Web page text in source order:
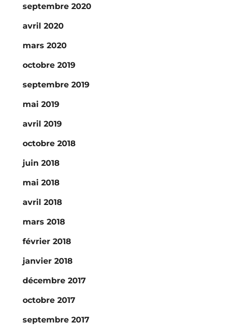
septembre 2020
avril 2020
mars 2020
octobre 2019
septembre 2019
mai 2019
avril 2019
octobre 2018
juin 2018
mai 2018
avril 2018
mars 2018
février 2018
janvier 2018
décembre 2017
octobre 2017
septembre 2017